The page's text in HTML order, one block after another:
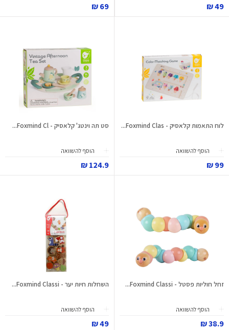
49 ₪
69 ₪
לוח התאמות קלאסיק - Foxmind Clas...
הוסף להשוואה
99 ₪
סט תה וינטג' קלאסיק - Foxmind Cl...
הוסף להשוואה
124.9 ₪
זחל חוליות פסטל - Foxmind Classi...
הוסף להשוואה
38.9 ₪
השחלות חיות יער - Foxmind Classi...
הוסף להשוואה
49 ₪